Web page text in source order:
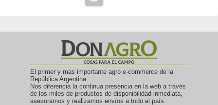
El primer y mas importante agro e-commerce de la
República Argentina.
Nos diferencia la continua presencia en la web a través
de los miles de productos de disponibilidad inmediata,
asesoramos y realizamos envíos a todo el país.